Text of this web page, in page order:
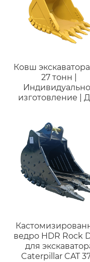
Ковш
27 тонн |
изготовление |
ведро HDR Rock
для
Caterpillar CAT